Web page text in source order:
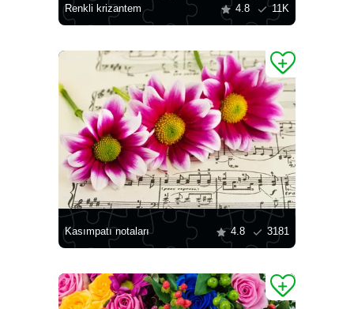
Renkli krizantem 4.8 11K
Kasımpatı notaları 4.8 3181